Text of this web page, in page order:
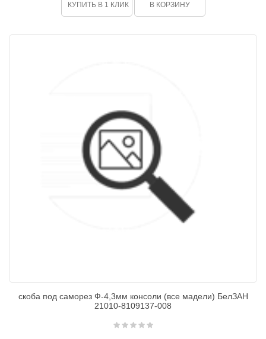
КУПИТЬ В 1 КЛИК В КОРЗИНУ
скоба под саморез Ф-4,3мм консоли (все мадели) БелЗАН
21010-8109137-008